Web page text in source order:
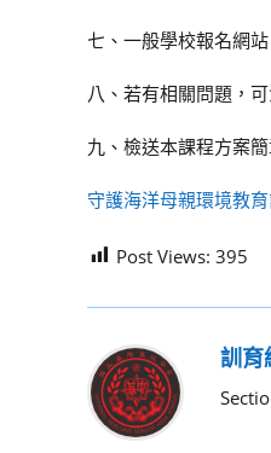
七、一般學校報名網
八、若有相關問題，
九、檢送本課程方案簡
守護海洋母親環境教
Post Views: 395
訓育